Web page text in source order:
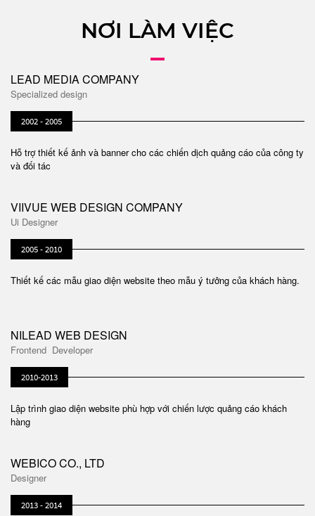
NƠI LÀM VIỆC
LEAD MEDIA COMPANY
Specialized design
2002 - 2005
Hỗ trợ thiết kế ảnh và banner cho các chiến dịch quảng cáo của công ty
và đối tác
VIIVUE WEB DESIGN COMPANY
Ui Designer
2005 - 2010
Thiết kế các mẫu giao diện website theo mẫu ý tưởng của khách hàng.
NILEAD WEB DESIGN
Frontend Developer
2010-2013
Lập trình giao diện website phù hợp với chiến lược quảng cáo khách
hàng
WEBICO CO., LTD
Designer
2013 - 2014